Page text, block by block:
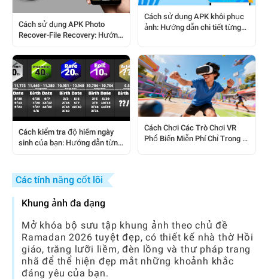
Cách sử dụng APK Photo
Recover-File Recovery: Hướng
Android
Cách sử dụng APK khôi phục
ảnh: Hướng dẫn chi tiết từng
Cách kiểm tra độ hiếm ngày
sinh của bạn: Hướng dẫn từng
Cách Chơi Các Trò Chơi VR
Phổ Biến Miễn Phí Chỉ Trong 5
Các tính năng cốt lõi
Khung ảnh đa dạng
Mở khóa bộ sưu tập khung ảnh theo chủ đề
Ramadan 2026 tuyệt đẹp, có thiết kế nhà thờ Hồi
giáo, trăng lưỡi liềm, đèn lồng và thư pháp trang
nhã để thể hiện đẹp mắt những khoảnh khắc
đáng yêu của bạn.